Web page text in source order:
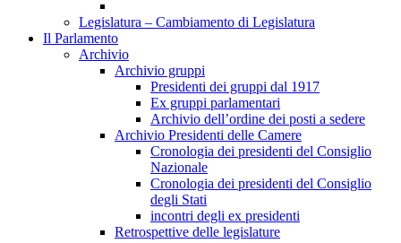
Legislatura – Cambiamento di Legislatura
Il Parlamento
Archivio
Archivio gruppi
Presidenti dei gruppi dal 1917
Ex gruppi parlamentari
Archivio dell’ordine dei posti a sedere
Archivio Presidenti delle Camere
Cronologia dei presidenti del Consiglio
Nazionale
Cronologia dei presidenti del Consiglio
degli Stati
incontri degli ex presidenti
Retrospettive delle legislature